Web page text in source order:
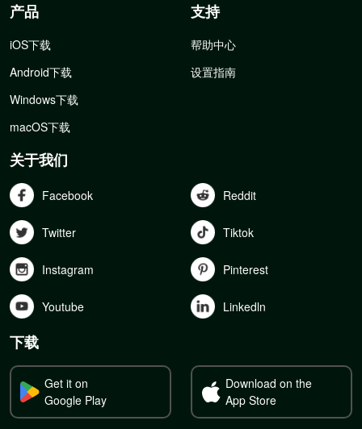
产品
iOS下载
Android下载
Windows下载
macOS下载
支持
帮助中心
设置指南
关于我们
Facebook Reddit
Twitter Tiktok
Instagram Pinterest
Youtube Linkedln
下载
Get it on
Google Play
Download on the
App Store